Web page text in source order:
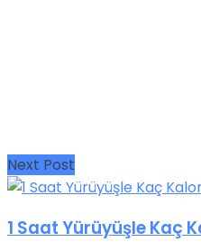
Next Post
1 Saat Yürüyüşle Kaç